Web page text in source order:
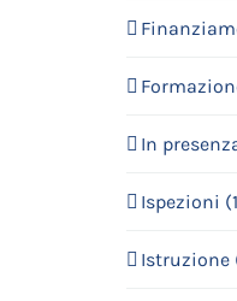
In
Ispezioni
Istruzione